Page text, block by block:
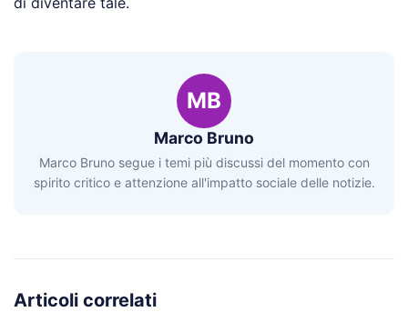
MB
Marco Bruno
Marco Bruno segue i temi più discussi del momento con
spirito critico e attenzione all'impatto sociale delle notizie.
Articoli correlati